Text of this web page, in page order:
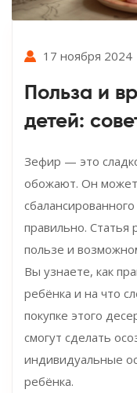
17 ноября 2024
Польза и
детей:
Зефир — это
обожают. Он
правильно. Статья
пользе и
Вы узнаете, как
ребёнка и на что
покупке этого
смогут сделать
индивидуальные
ребёнка.